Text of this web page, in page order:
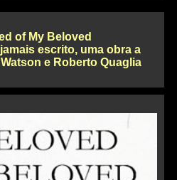
of My Beloved
escrito, uma obra a
e Roberto Quaglia